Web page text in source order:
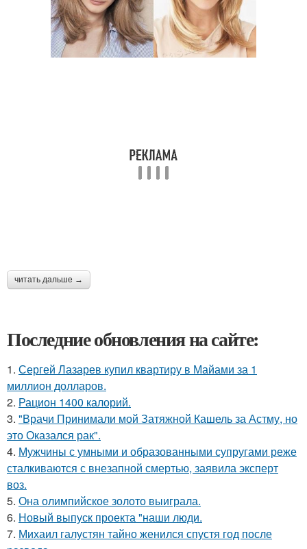
читать дальше →
Последние обновления на сайте:
1. Сергей Лазарев купил квартиру в Майами за 1
миллион долларов.
2. Рацион 1400 калорий.
3. "Врачи Принимали мой Затяжной Кашель за Астму, но
это Оказался рак".
4. Мужчины с умными и образованными супругами реже
сталкиваются с внезапной смертью, заявила эксперт
воз.
5. Она олимпийское золото выиграла.
6. Новый выпуск проекта "наши люди.
7. Михаил галустян тайно женился спустя год после